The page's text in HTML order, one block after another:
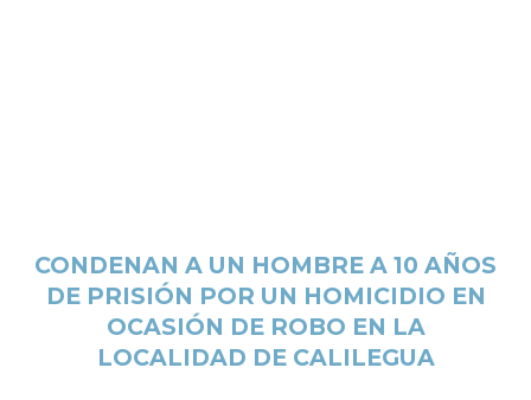
CONDENAN A UN HOMBRE A 10 AÑOS
DE PRISIÓN POR UN HOMICIDIO EN
OCASIÓN DE ROBO EN LA
LOCALIDAD DE CALILEGUA